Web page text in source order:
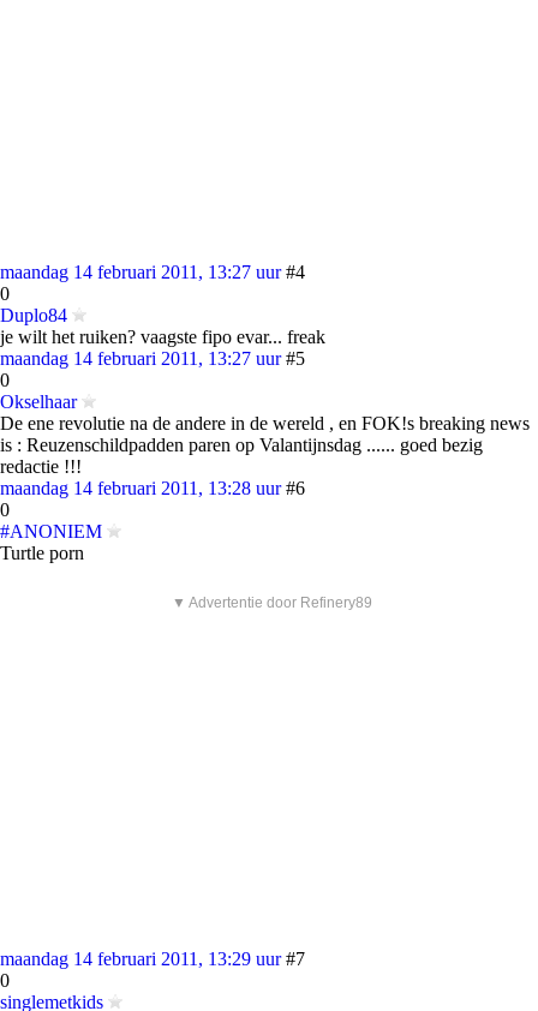
maandag 14 februari 2011, 13:27 uur #4
0
Duplo84
je wilt het ruiken? vaagste fipo evar... freak
maandag 14 februari 2011, 13:27 uur #5
0
Okselhaar
De ene revolutie na de andere in de wereld , en FOK!s breaking news
is : Reuzenschildpadden paren op Valantijnsdag ...... goed bezig
redactie !!!
maandag 14 februari 2011, 13:28 uur #6
0
#ANONIEM
Turtle porn
▼ Advertentie door Refinery89
maandag 14 februari 2011, 13:29 uur #7
0
singlemetkids